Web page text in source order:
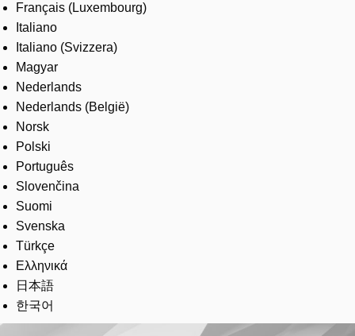
Français (Luxembourg)
Italiano
Italiano (Svizzera)
Magyar
Nederlands
Nederlands (België)
Norsk
Polski
Português
Slovenčina
Suomi
Svenska
Türkçe
Ελληνικά
日本語
한국어